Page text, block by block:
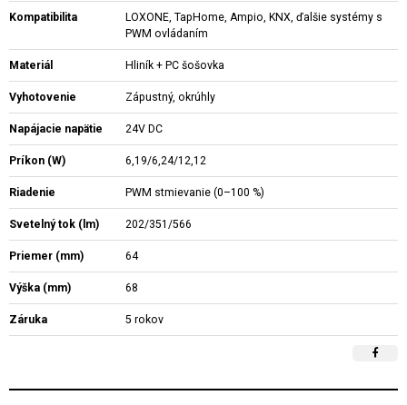
Kompatibilita
LOXONE, TapHome, Ampio, KNX, ďalšie systémy s
PWM ovládaním
Materiál Hliník + PC šošovka
Vyhotovenie Zápustný, okrúhly
Napájacie napätie 24V DC
Príkon (W) 6,19/6,24/12,12
Riadenie PWM stmievanie (0–100 %)
Svetelný tok (lm) 202/351/566
Priemer (mm) 64
Výška (mm) 68
Záruka 5 rokov